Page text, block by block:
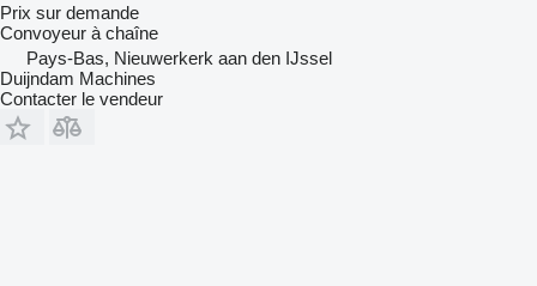
Prix sur demande
Convoyeur à chaîne
Pays-Bas, Nieuwerkerk aan den IJssel
Duijndam Machines
Contacter le vendeur